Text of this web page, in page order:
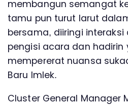
membangun semangat
tamu pun turut larut
bersama, diiringi interaksi
pengisi acara dan hadirin
mempererat nuansa
Baru Imlek.
Cluster General Manager